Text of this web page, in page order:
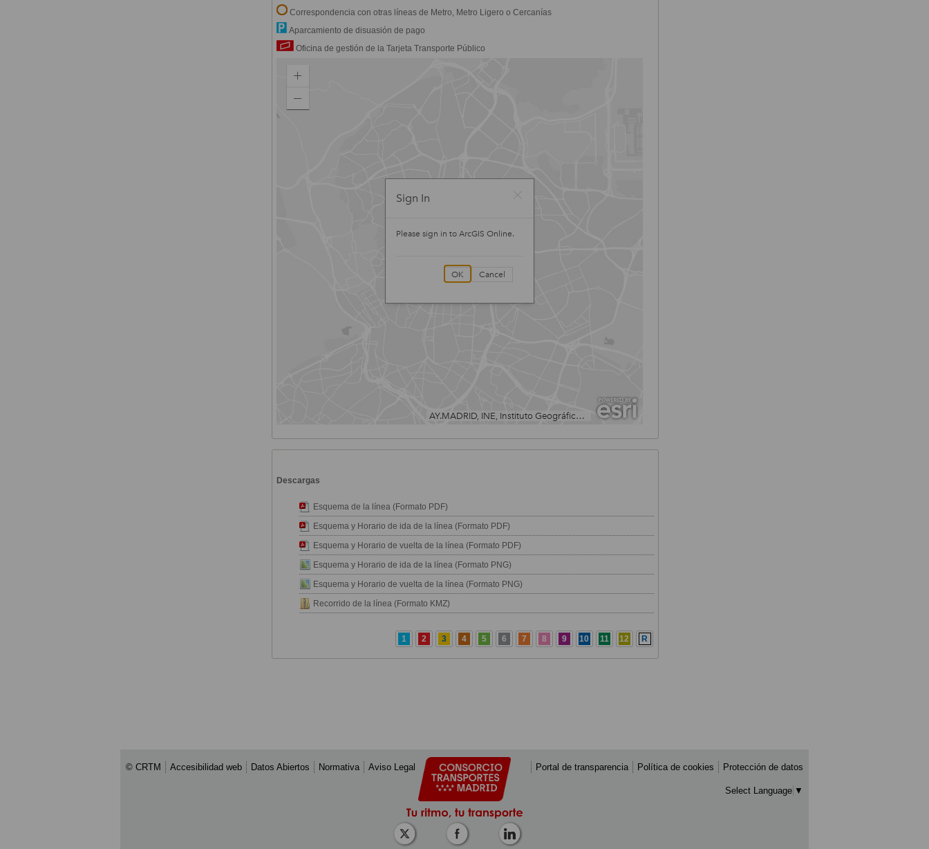
Correspondencia con otras líneas de Metro, Metro Ligero o Cercanías
Aparcamiento de disuasión de pago
Oficina de gestión de la Tarjeta Transporte Público
Descargas
Esquema de la línea (Formato PDF)
Esquema y Horario de ida de la línea (Formato PDF)
Esquema y Horario de vuelta de la línea (Formato PDF)
Esquema y Horario de ida de la línea (Formato PNG)
Esquema y Horario de vuelta de la línea (Formato PNG)
Recorrido de la línea (Formato KMZ)
1 2 3 4 5 6 7 8 9 10 11 12 R
© CRTM Accesibilidad web Datos Abiertos Normativa Aviso Legal Portal de transparencia Política de cookies Protección de datos
Select Language ▼